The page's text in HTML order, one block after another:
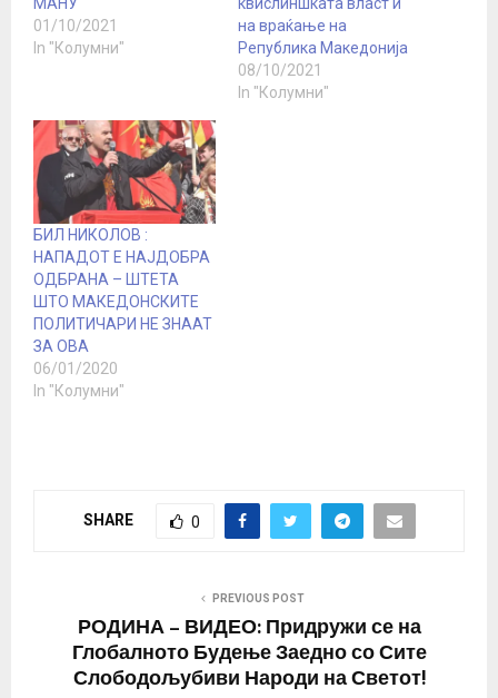
01/10/2021
In "Колумни"
на враќање на
Република Македонија
08/10/2021
In "Колумни"
БИЛ НИКОЛОВ :
НАПАДОТ Е НАЈДОБРА
ОДБРАНА – ШТЕТА
ШТО МАКЕДОНСКИТЕ
ПОЛИТИЧАРИ НЕ ЗНААТ
ЗА ОВА
06/01/2020
In "Колумни"
SHARE 0
PREVIOUS POST
РОДИНА – ВИДЕО: Придружи се на
Глобалното Будење Заедно со Сите
Слободољубиви Народи на Светот!